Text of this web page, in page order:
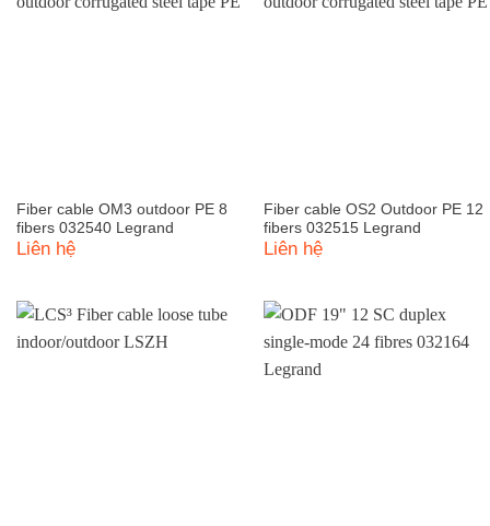
Fiber cable OM3 outdoor PE 8
fibers 032540 Legrand
Liên hệ
Fiber cable OS2 Outdoor PE 12
fibers 032515 Legrand
Liên hệ